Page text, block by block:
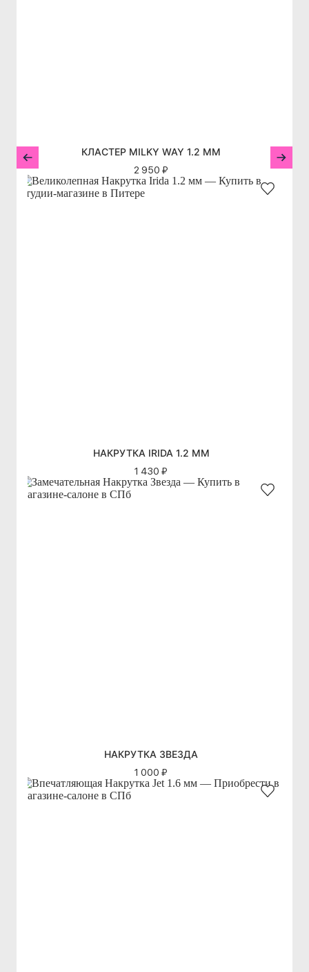
КЛАСТЕР MILKY WAY 1.2 ММ
2 950 ₽
НАКРУТКА IRIDA 1.2 ММ
1 430 ₽
НАКРУТКА ЗВЕЗДА
1 000 ₽